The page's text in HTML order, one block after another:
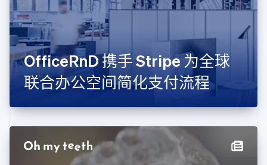
OfficeRnD 携手 Stripe 为全球
联合办公空间简化支付流程
芬兰
English Svenska
荷兰
NederlandsEnglish
加拿大
捷克
克罗地亚
English
立陶宛